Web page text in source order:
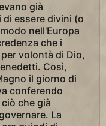
già
essere divini (o
nell'Europa
che i
volontà di Dio,
Così,
il giorno di
conferendo
che già
La